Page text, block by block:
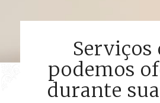
Serviços
podemos
durante